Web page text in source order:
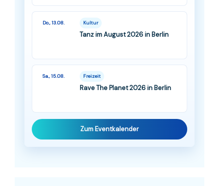
Do., 13.08. Kultur
Tanz im August 2026 in Berlin
Sa., 15.08. Freizeit
Rave The Planet 2026 in Berlin
Zum Eventkalender